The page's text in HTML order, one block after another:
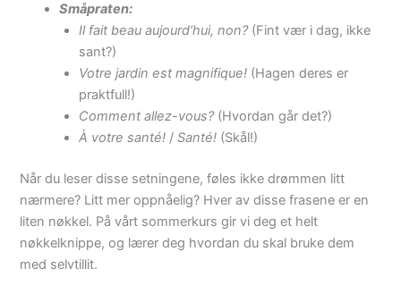
Småpraten:
Il fait beau aujourd’hui, non?(Fint vær i dag, ikke
sant?)
Votre jardin est magnifique! (Hagen deres er
praktfull!)
Comment allez-vous?(Hvordan går det?)
À votre santé! /Santé! (Skål!)
Når du leser disse setningene, føles ikke drømmen litt
nærmere? Litt mer oppnåelig? Hver av disse frasene er en
liten nøkkel. På vårt sommerkurs gir vi deg et helt
nøkkelknippe, og lærer deg hvordan du skal bruke dem
med selvtillit.